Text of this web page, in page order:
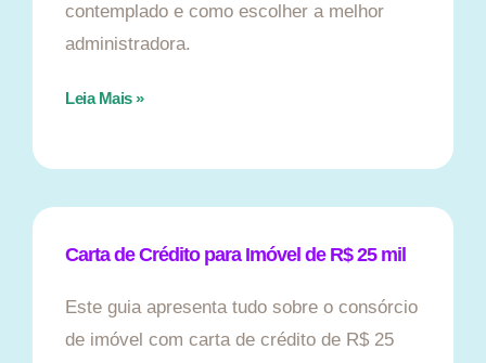
contemplado e como escolher a melhor
administradora.
Leia Mais »
Carta de Crédito para Imóvel de R$ 25 mil
Este guia apresenta tudo sobre o consórcio
de imóvel com carta de crédito de R$ 25